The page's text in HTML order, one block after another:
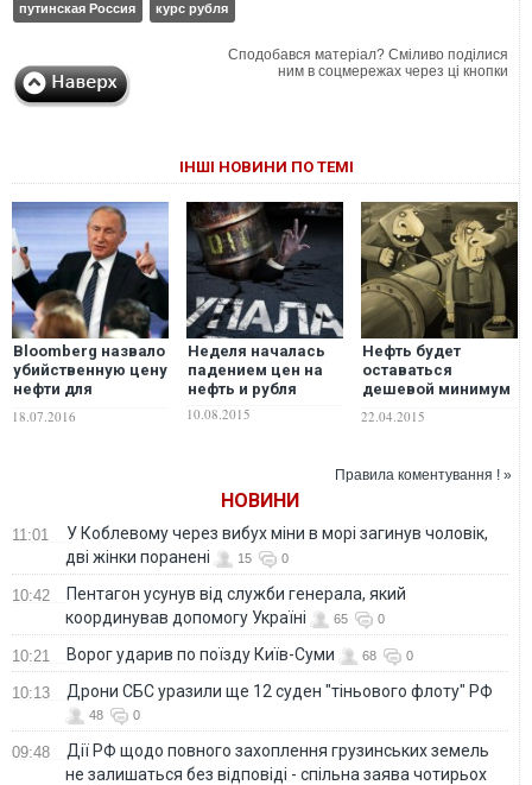
путинская Россия
курс рубля
Сподобався матеріал? Сміливо поділися
ним в соцмережах через ці кнопки
ІНШІ НОВИНИ ПО ТЕМІ
Bloomberg назвало
убийственную цену
нефти для
18.07.2016
Неделя началась
падением цен на
нефть и рубля
10.08.2015
Нефть будет
оставаться
дешевой минимум
эксперты
22.04.2015
Правила коментування ! »
НОВИНИ
11:01
У Коблевому через вибух міни в морі загинув чоловік,
дві жінки поранені
15 0
10:42
Пентагон усунув від служби генерала, який
координував допомогу Україні
65 0
10:21 Ворог ударив по поїзду Київ-Суми 68 0
10:13 Дрони СБС уразили ще 12 суден "тіньового флоту" РФ
48 0
09:48
Дії РФ щодо повного захоплення грузинських земель
не залишаться без відповіді - спільна заява чотирьох